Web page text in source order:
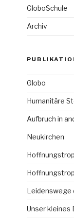
GloboSchule
Archiv
Globo
Humanitäre
Aufbruch in
Neukirchen
Leidenswege
Unser kleines